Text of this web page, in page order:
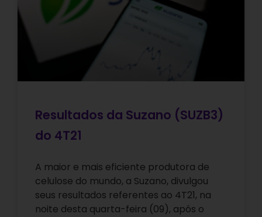
Resultados da Suzano (SUZB3)
do 4T21
A maior e mais eficiente produtora de
celulose do mundo, a Suzano, divulgou
seus resultados referentes ao 4T21, na
noite desta quarta-feira (09), após o